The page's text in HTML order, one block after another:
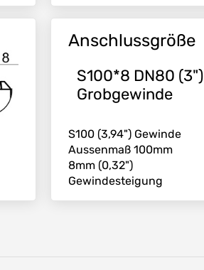
Anschlussgröße
S100*8 DN80 (3")
Grobgewinde
S100 (3,94") Gewinde
Aussenmaß 100mm
8mm (0,32")
Gewindesteigung